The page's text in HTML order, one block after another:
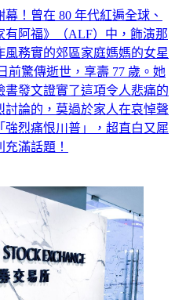
！曾在 80 年代紅遍全球、
有阿福》（ALF）中，飾演那
務實的郊區家庭媽媽的女星
前驚傳逝世，享壽 77 歲。她
書發文證實了這項令人悲痛的
論的，莫過於家人在哀悼聲
烈痛恨川普」，超直白又犀
滿話題！